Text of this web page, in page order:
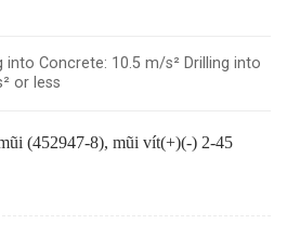
into Concrete: 10.5 m/s² Drilling into
or less
(452947-8), mũi vít(+)(-) 2-45